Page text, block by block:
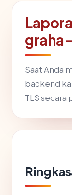
Saat Anda
backend
TLS secara